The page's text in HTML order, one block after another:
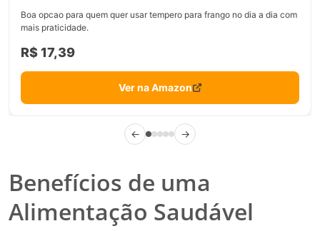
Boa opcao para quem quer usar tempero para frango no dia a dia com
mais praticidade.
R$ 17,39
Ver na Amazon
← →
Benefícios de uma
Alimentação Saudável